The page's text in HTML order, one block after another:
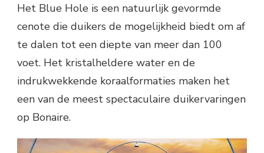
Het Blue Hole is een natuurlijk gevormde
cenote die duikers de mogelijkheid biedt om af
te dalen tot een diepte van meer dan 100
voet. Het kristalheldere water en de
indrukwekkende koraalformaties maken het
een van de meest spectaculaire duikervaringen
op Bonaire.